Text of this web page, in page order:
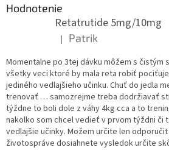
Hodnotenie
Retatrutide 5mg/10mg
Hodnotenie produktu je 5 z 5
| Patrik
Momentalne po 3tej dávku môžem s čistým
všetky veci ktoré by mala reta robiť
jediného vedlajšieho učinku. Chuť do jedla
trenovať … samozrejme treba dodržiavať
týždne to boli dole z váhy 4kg cca a to
nakolko som chcel vedieť v prvom týždni či
vedlajšie učinky. Možem určite len
životospráve dosiahnete vysledok určite